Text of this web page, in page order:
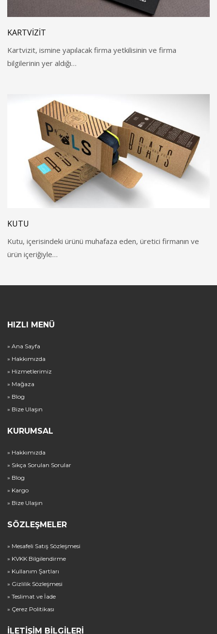
KARTVIZIT
Kartvizit, ismine yapılacak firma yetkilisinin ve firma
bilgilerinin yer aldığı…
KUTU
Kutu, içerisindeki ürünü muhafaza eden, üretici firmanın ve
ürün içeriğiyle…
HIZLI MENÜ
» Ana Sayfa
» Hakkımızda
» Hizmetlerimiz
» Mağaza
» Blog
» Bize Ulaşın
KURUMSAL
» Hakkımızda
» Sıkça Sorulan Sorular
» Blog
» Kargo
» Bize Ulaşın
SÖZLEŞMELER
» Mesafeli Satış Sözleşmesi
» KVKK Bilgilendirme
» Kullanım Şartları
» Gizlilik Sözleşmesi
» Teslimat ve İade
» Çerez Politikası
İLETIŞIM BILGILERI